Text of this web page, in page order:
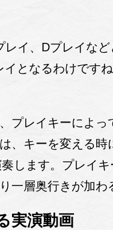
イ、Dプレイなど
となるわけです
プレイキーによっ
キーを変える時
します。プレイ
一層奥行きが加わ
実演動画